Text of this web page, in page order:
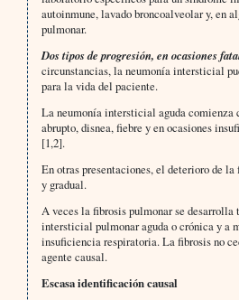
autoinmune, lavado broncoalveolar y, en
pulmonar.
Dos tipos de progresión, en ocasiones
circunstancias, la neumonía intersticial
para la vida del paciente.
La neumonía intersticial aguda comienza
abrupto, disnea, fiebre y en ocasiones
[1,2].
En otras presentaciones, el deterioro de
y gradual.
A veces la fibrosis pulmonar se desarrolla
intersticial pulmonar aguda o crónica y a
insuficiencia respiratoria. La fibrosis no
agente causal.
Escasa identificación causal